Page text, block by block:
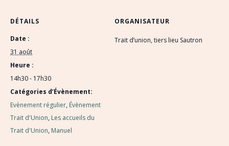
DÉTAILS
Date :
31 août
Heure :
14h30 - 17h30
Catégories d’Évènement:
Evènement régulier, Évènement
Trait d'Union, Les accueils du
Trait d'Union, Manuel
ORGANISATEUR
Trait d’union, tiers lieu Sautron